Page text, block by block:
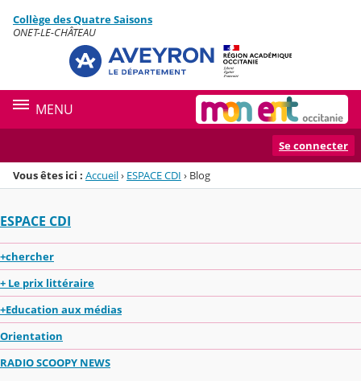
Menu de la rubrique
Contenu
Collège des Quatre Saisons
ONET-LE-CHÂTEAU
MENU
Se connecter
Vous êtes ici : Accueil› ESPACE CDI › Blog
ESPACE CDI
+chercher
+ Le prix littéraire
+Education aux médias
Orientation
RADIO SCOOPY NEWS